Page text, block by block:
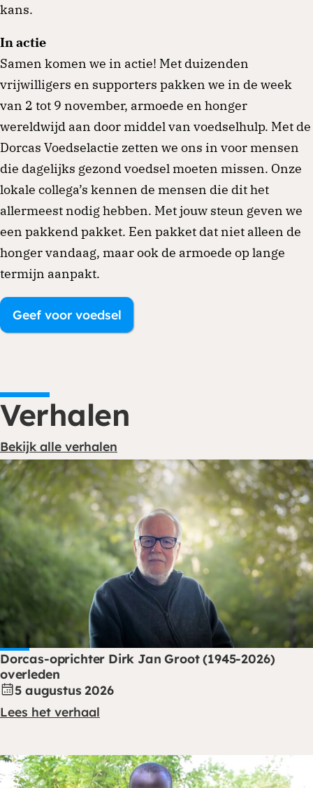
kans.
In actie
Samen komen we in actie! Met duizenden
vrijwilligers en supporters pakken we in de week
van 2 tot 9 november, armoede en honger
wereldwijd aan door middel van voedselhulp. Met de
Dorcas Voedselactie zetten we ons in voor mensen
die dagelijks gezond voedsel moeten missen. Onze
lokale collega’s kennen de mensen die dit het
allermeest nodig hebben. Met jouw steun geven we
een pakkend pakket. Een pakket dat niet alleen de
honger vandaag, maar ook de armoede op lange
termijn aanpakt.
Geef voor voedsel
Verhalen
Bekijk alle verhalen
Dorcas-oprichter Dirk Jan Groot (1945-2026)
overleden
5 augustus 2026
Lees het verhaal